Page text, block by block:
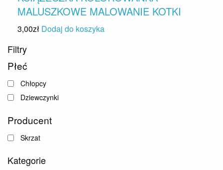
MALUSZKOWE MALOWANIE KOTKI
3,00zł Dodaj do koszyka
Filtry
Płeć
Chłopcy
Dziewczynki
Producent
Skrzat
Kategorie